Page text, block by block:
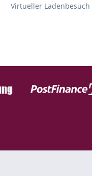
Virtueller Ladenbesuch